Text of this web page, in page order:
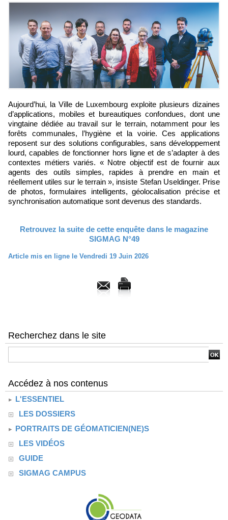
Aujourd’hui, la Ville de Luxembourg exploite plusieurs dizaines
d’applications, mobiles et bureautiques confondues, dont une
vingtaine dédiée au travail sur le terrain, notamment pour les
forêts communales, l’hygiène et la voirie. Ces applications
reposent sur des solutions configurables, sans développement
lourd, capables de fonctionner hors ligne et de s’adapter à des
contextes métiers variés. « Notre objectif est de fournir aux
agents des outils simples, rapides à prendre en main et
réellement utiles sur le terrain », insiste Stefan Useldinger. Prise
de photos, formulaires intelligents, géolocalisation précise et
synchronisation automatique sont devenus des standards.
Retrouvez la suite de cette enquête dans le magazine
SIGMAG N°49
Article mis en ligne le Vendredi 19 Juin 2026
Recherchez dans le site
Accédez à nos contenus
L'ESSENTIEL
LES DOSSIERS
PORTRAITS DE GÉOMATICIEN(NE)S
LES VIDÉOS
GUIDE
SIGMAG CAMPUS